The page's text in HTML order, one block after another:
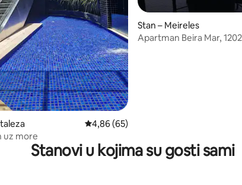
recenzija: 15 Prosječna ocjena: 4,86/5, recenzija: 65
4,86 (65)
uz more
Stan – Meireles
Apartman Beira Mar,
Stanovi u kojima su gosti sami